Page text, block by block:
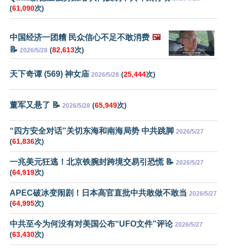
(61,090次)
中国经济一团糟 民众信心不足不敢消费 🖼️
📝 2026/5/28 (82,613次)
天下奇谭 (569) 神女庙 2026/5/28 (25,444次)
董军又悬了 📝 2026/5/28 (65,949次)
“四方安全对话”关切东海和南海局势 中共跳脚 2026/5/27
(61,836次)
一兆美元狂逃！北京铁腕封跨境交易引恐慌 📝 2026/5/27
(64,919次)
APEC破冰变闹剧！日本高官直批中共敢做不敢当 2026/5/27
(64,995次)
中共至今为何没有对美国公布“UFO文件”评论 2026/5/27
(63,430次)